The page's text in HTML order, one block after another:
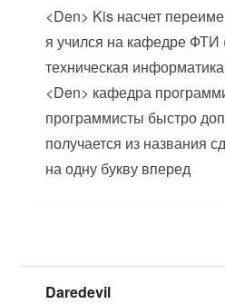
<Den> Kis насчет
я учился на кафедре ФТИ
техническая
<Den> кафедра
программисты быстро
получается из названия
на одну букву вперед
Daredevil